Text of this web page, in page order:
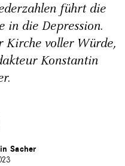
führt die
in die Depression.
Kirche voller Würde,
Konstantin
Sacher